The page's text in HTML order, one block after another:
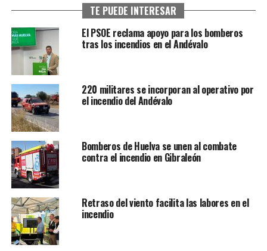
TE PUEDE INTERESAR
El PSOE reclama apoyo para los bomberos
tras los incendios en el Andévalo
220 militares se incorporan al operativo por
el incendio del Andévalo
Bomberos de Huelva se unen al combate
contra el incendio en Gibraleón
Retraso del viento facilita las labores en el
incendio